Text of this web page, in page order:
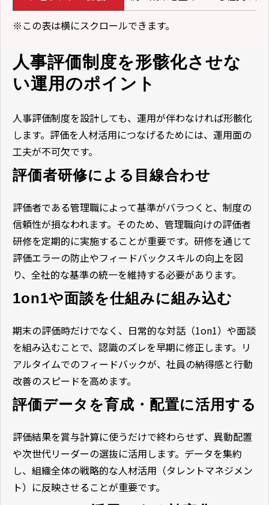
※この表は横にスクロールできます。
人事評価制度を形骸化させな
い運用のポイント
人事評価制度を設計しても、運用が伴わなければ形骸化
します。評価を人材活用につなげるためには、運用面の
工夫が不可欠です。
評価者研修による目線合わせ
評価者である管理職によって基準がバラつくと、制度の
信頼性が損なわれます。そのため、管理職向けの評価者
研修を定期的に実施することが重要です。研修を通じて
評価エラーの防止やフィードバックスキルの向上を図
り、全社的な基準の統一を維持する必要があります。
1on1や面談を仕組みに組み込む
期末の評価時だけでなく、日常的な対話（1on1）や面談
を組み込むことで、認識のズレを早期に修正します。リ
アルタイムでのフィードバックが、社員の納得感と行動
改善のスピードを高めます。
評価データを育成・配置に活用する
評価結果を賞与計算に使うだけで終わらせず、異動配置
や次世代リーダーの選抜に活用します。データを集約
し、組織全体の戦略的な人材活用（タレントマネジメン
ト）に反映させることが重要です。